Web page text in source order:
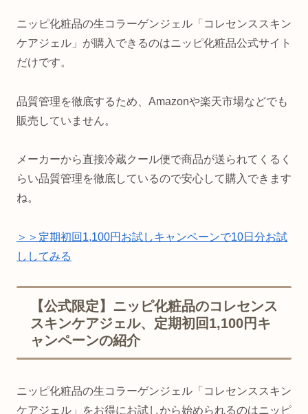
ニッピ化粧品の生コラーゲンジェル「コレセンススキン
ケアジェル」が購入できるのはニッピ化粧品公式サイト
だけです。
品質管理を徹底するため、Amazonや楽天市場などでも
販売していません。
メーカーから直接冷蔵クール便で商品が送られてくるく
らい品質管理を徹底しているので安心して購入できます
ね。
＞＞定期初回1,100円お試しキャンペーンで10日分お試
ししてみる
【公式限定】ニッピ化粧品のコレセンス
スキンケアジェル、定期初回1,100円キ
ャンペーンの紹介
ニッピ化粧品の生コラーゲンジェル「コレセンススキン
ケアジェル」をお得にお試しから始められるのはニッピ